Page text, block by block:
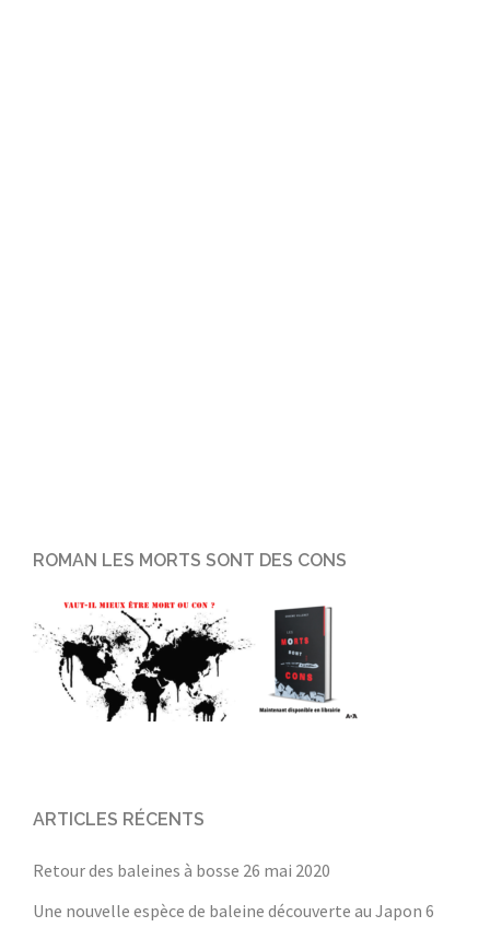
ROMAN LES MORTS SONT DES CONS
ARTICLES RÉCENTS
Retour des baleines à bosse 26 mai 2020
Une nouvelle espèce de baleine découverte au Japon 6